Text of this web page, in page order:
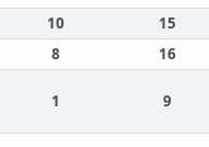
10
15
8 16
1 9